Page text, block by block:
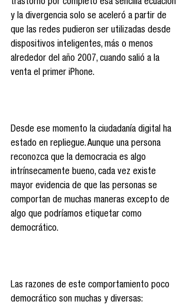
trastornó por completo esa sencilla ecuación
y la divergencia solo se aceleró a partir de
que las redes pudieron ser utilizadas desde
dispositivos inteligentes, más o menos
alrededor del año 2007, cuando salió a la
venta el primer iPhone.
Desde ese momento la ciudadanía digital ha
estado en repliegue. Aunque una persona
reconozca que la democracia es algo
intrínsecamente bueno, cada vez existe
mayor evidencia de que las personas se
comportan de muchas maneras excepto de
algo que podríamos etiquetar como
democrático.
Las razones de este comportamiento poco
democrático son muchas y diversas: